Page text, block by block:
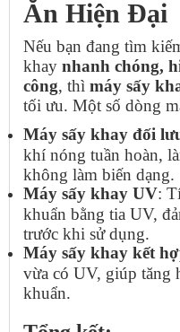
Ăn Hiện Đại
Nếu bạn đang tìm
khay nhanh chóng,
công, thì máy sấy
tối ưu. Một số dòng
Máy sấy khay đối
khí nóng tuần hoàn,
không làm biến dạng.
Máy sấy khay UV:
khuẩn bằng tia UV,
trước khi sử dụng.
Máy sấy khay kết
vừa có UV, giúp tăng
khuẩn.